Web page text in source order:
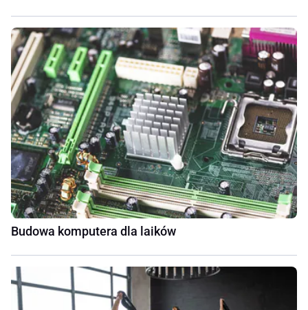
Budowa komputera dla laików